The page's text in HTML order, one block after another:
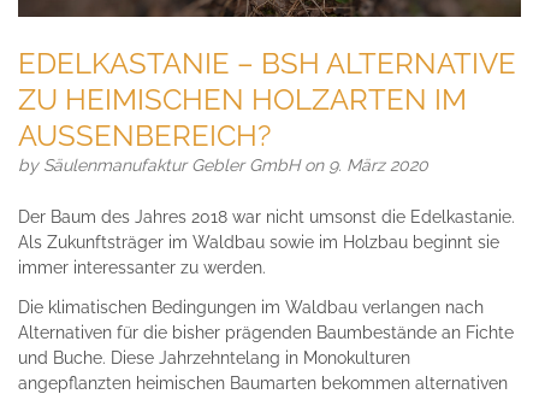
EDELKASTANIE – BSH ALTERNATIVE
ZU HEIMISCHEN HOLZARTEN IM
AUSSENBEREICH?
by Säulenmanufaktur Gebler GmbHon 9. März 2020
Der Baum des Jahres 2018 war nicht umsonst die Edelkastanie.
Als Zukunftsträger im Waldbau sowie im Holzbau beginnt sie
immer interessanter zu werden.
Die klimatischen Bedingungen im Waldbau verlangen nach
Alternativen für die bisher prägenden Baumbestände an Fichte
und Buche. Diese Jahrzehntelang in Monokulturen
angepflanzten heimischen Baumarten bekommen alternativen